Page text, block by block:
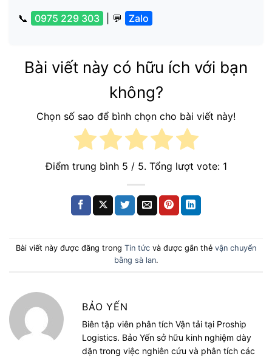
📞 0975 229 303 | 💬 Zalo
Bài viết này có hữu ích với bạn
không?
Chọn số sao để bình chọn cho bài viết này!
Điểm trung bình 5 / 5. Tổng lượt vote: 1
Bài viết này được đăng trong Tin tức và được gắn thẻ vận chuyển
bằng sà lan.
BẢO YẾN
Biên tập viên phân tích Vận tải tại Proship
Logistics. Bảo Yến sở hữu kinh nghiệm dày
dặn trong việc nghiên cứu và phân tích các